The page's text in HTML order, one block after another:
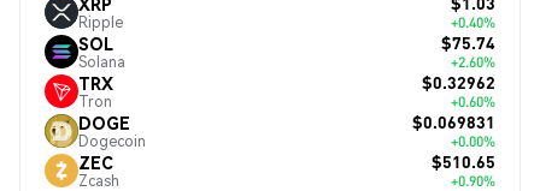
Ripple +0.40%
SOL
Solana
$75.74
+2.60%
TRX
Tron
$0.32962
+0.60%
DOGE
Dogecoin
$0.069831
+0.00%
ZEC
Zcash
$510.65
+0.90%